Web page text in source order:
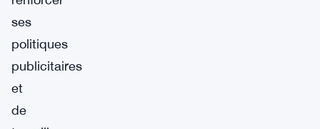
ses
politiques
publicitaires
et
de